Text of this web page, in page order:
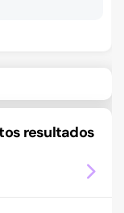
resultados